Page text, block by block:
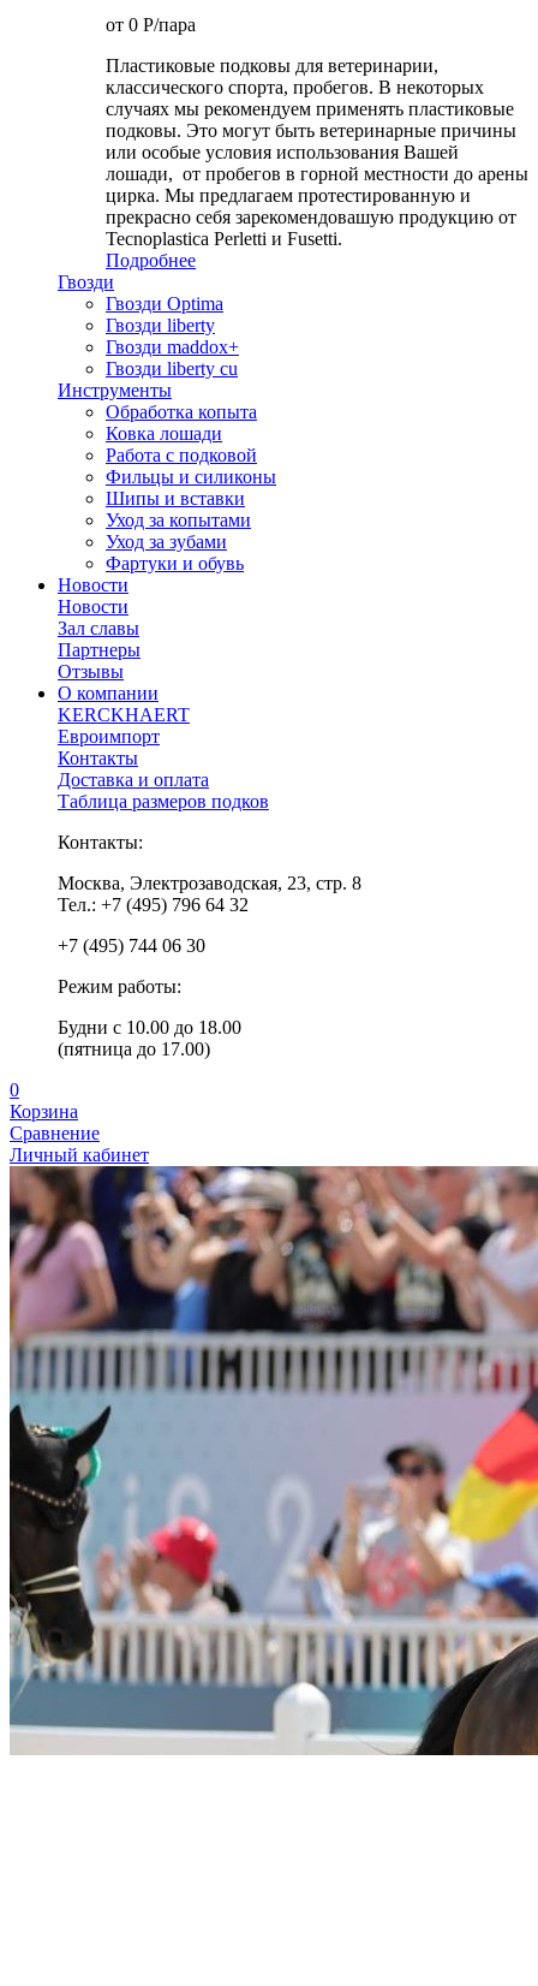
от 0 P/пара
Пластиковые подковы для ветеринарии,
классического спорта, пробегов. В некоторых
случаях мы рекомендуем применять пластиковые
подковы. Это могут быть ветеринарные причины
или особые условия использования Вашей
лошади, от пробегов в горной местности до арены
цирка. Мы предлагаем протестированную и
прекрасно себя зарекомендовашую продукцию от
Tecnoplastica Perletti и Fusetti.
Подробнее
Гвозди
Гвозди Optima
Гвозди liberty
Гвозди maddox+
Гвозди liberty cu
Инструменты
Обработка копыта
Ковка лошади
Работа с подковой
Фильцы и силиконы
Шипы и вставки
Уход за копытами
Уход за зубами
Фартуки и обувь
Новости
Новости
Зал славы
Партнеры
Отзывы
О компании
KERCKHAERT
Евроимпорт
Контакты
Доставка и оплата
Таблица размеров подков
Контакты:
Москва, Электрозаводская, 23, стр. 8
Тел.: +7 (495) 796 64 32
+7 (495) 744 06 30
Режим работы:
Будни с 10.00 до 18.00
(пятница до 17.00)
0
Корзина
Сравнение
Личный кабинет